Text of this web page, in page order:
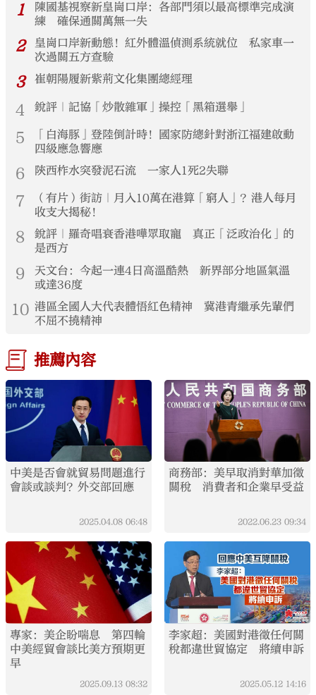
1
陳國基視察新皇崗口岸：各部門須以最高標準完成演
練 確保通關萬無一失
2
皇崗口岸新動態！紅外體溫偵測系統就位 私家車一
次過關五方查驗
3 崔朝陽履新紫荊文化集團總經理
4 銳評｜記協「炒散雜軍」操控「黑箱選舉」
5
「白海豚」登陸倒計時！國家防總針對浙江福建啟動
四級應急響應
6 陝西柞水突發泥石流 一家人1死2失聯
7
（有片）街訪｜月入10萬在港算「窮人」？港人每月
收支大揭秘！
8
銳評｜羅奇唱衰香港嘩眾取寵 真正「泛政治化」的
是西方
9
天文台：今起一連4日高溫酷熱 新界部分地區氣溫
或達36度
10 港區全國人大代表體悟紅色精神 冀港青繼承先輩們
不屈不撓精神
推薦內容
中美是否會就貿易問題進行
會談或談判？外交部回應
2025.04.08 06:48
商務部：美早取消對華加徵
關稅 消費者和企業早受益
2022.06.23 09:34
專家：美企盼喘息 第四輪
中美經貿會談比美方預期更
早
2025.09.13 08:32
李家超：美國對港徵任何關
稅都違世貿協定 將續申訴
2025.05.12 14:16